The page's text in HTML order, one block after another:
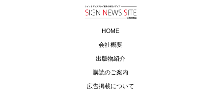
HOME
会社概要
出版物紹介
購読のご案内
広告掲載について